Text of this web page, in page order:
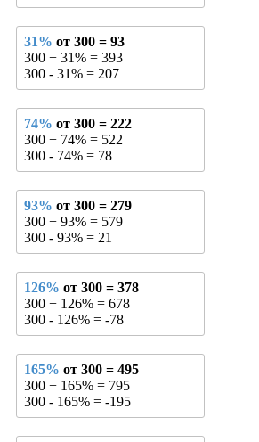
31% от 300 = 93
300 + 31% = 393
300 - 31% = 207
74% от 300 = 222
300 + 74% = 522
300 - 74% = 78
93% от 300 = 279
300 + 93% = 579
300 - 93% = 21
126% от 300 = 378
300 + 126% = 678
300 - 126% = -78
165% от 300 = 495
300 + 165% = 795
300 - 165% = -195